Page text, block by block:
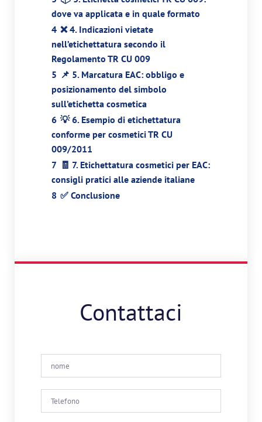
dove va applicata e in quale formato
4 ❌ 4. Indicazioni vietate
nell’etichettatura secondo il
Regolamento TR CU 009
5 📌 5. Marcatura EAC: obbligo e
posizionamento del simbolo
sull’etichetta cosmetica
6 💡 6. Esempio di etichettatura
conforme per cosmetici TR CU
009/2011
7 🧾 7. Etichettatura cosmetici per EAC:
consigli pratici alle aziende italiane
8 ✅ Conclusione
Contattaci